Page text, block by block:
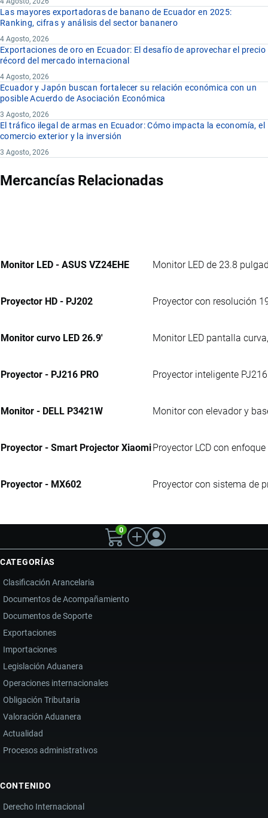
Las mayores exportadoras de banano de Ecuador en 2025:
Ranking, cifras y análisis del sector bananero
4 Agosto, 2026
Exportaciones de oro en Ecuador: El desafío de aprovechar el precio
récord del mercado internacional
4 Agosto, 2026
Ecuador y Japón buscan fortalecer su relación económica con un
posible Acuerdo de Asociación Económica
3 Agosto, 2026
El tráfico ilegal de armas en Ecuador: Cómo impacta la economía, el
comercio exterior y la inversión
3 Agosto, 2026
Mercancías Relacionadas
Monitor LED - ASUS VZ24EHE Monitor LED de 23.8
Proyector HD - PJ202 Proyector con resolución
Monitor curvo LED 26.9' Monitor LED pantalla
Proyector - PJ216 PRO Proyector inteligente
Monitor - DELL P3421W Monitor con elevador y
Proyector - Smart Projector Xiaomi Proyector LCD con
Proyector - MX602 Proyector con sistema de
0
CATEGORÍAS
Clasificación Arancelaria
Documentos de Acompañamiento
Documentos de Soporte
Exportaciones
Importaciones
Legislación Aduanera
Operaciones internacionales
Obligación Tributaria
Valoración Aduanera
Actualidad
Procesos administrativos
CONTENIDO
Derecho Internacional